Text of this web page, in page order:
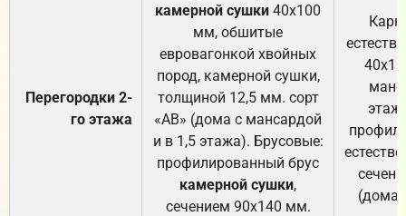
Перегородки 2-
го этажа
камерной сушки 40х100
мм, обшитые
евровагонкой хвойных
пород, камерной сушки,
толщиной 12,5 мм. сорт
«АВ» (дома с мансардой
и в 1,5 этажа). Брусовые:
профилированный брус
камерной сушки,
сечением 90х140 мм.
(дома